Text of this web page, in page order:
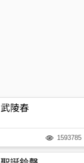
武陵春
1593785